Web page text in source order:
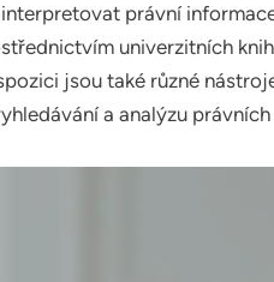
právní
univerzitních
jsou také různé
a analýzu